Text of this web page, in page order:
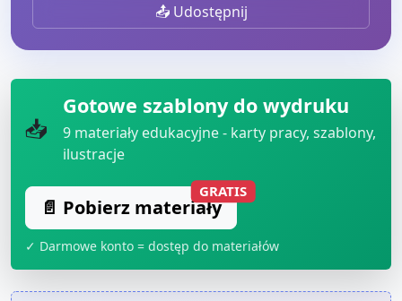
📤 Udostępnij
📥
Gotowe szablony do wydruku
9 materiały edukacyjne - karty pracy, szablony,
ilustracje
📄 Pobierz materiały
GRATIS
✓ Darmowe konto = dostęp do materiałów